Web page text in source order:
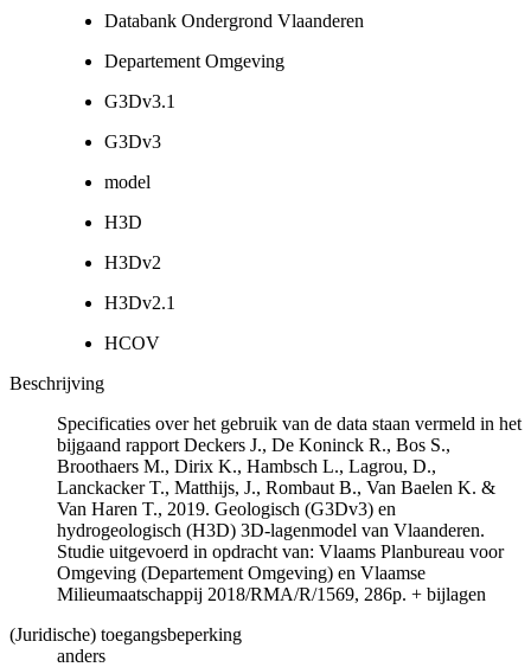
Databank Ondergrond Vlaanderen
Departement Omgeving
G3Dv3.1
G3Dv3
model
H3D
H3Dv2
H3Dv2.1
HCOV
Beschrijving
Specificaties over het gebruik van de data staan vermeld in het
bijgaand rapport Deckers J., De Koninck R., Bos S.,
Broothaers M., Dirix K., Hambsch L., Lagrou, D.,
Lanckacker T., Matthijs, J., Rombaut B., Van Baelen K. &
Van Haren T., 2019. Geologisch (G3Dv3) en
hydrogeologisch (H3D) 3D-lagenmodel van Vlaanderen.
Studie uitgevoerd in opdracht van: Vlaams Planbureau voor
Omgeving (Departement Omgeving) en Vlaamse
Milieumaatschappij 2018/RMA/R/1569, 286p. + bijlagen
(Juridische) toegangsbeperking
anders